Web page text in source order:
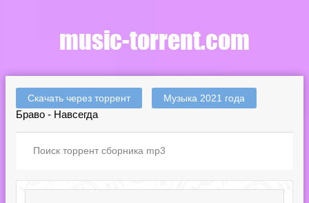
Скачать через торрент Музыка 2021 года
Браво - Навсегда